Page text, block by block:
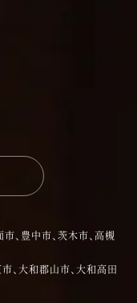
、豊中市、茨木市、高槻
、大和郡山市、大和高田